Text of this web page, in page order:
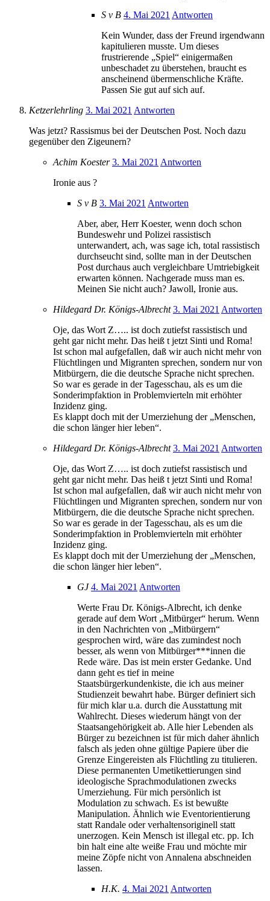
S v B 4. Mai 2021 Antworten
Kein Wunder, dass der Freund irgendwann
kapitulieren musste. Um dieses
frustrierende „Spiel“ einigermaßen
unbeschadet zu überstehen, braucht es
anscheinend übermenschliche Kräfte.
Passen Sie gut auf sich auf.
Ketzerlehrling 3. Mai 2021 Antworten
Was jetzt? Rassismus bei der Deutschen Post. Noch dazu
gegenüber den Zigeunern?
Achim Koester 3. Mai 2021 Antworten
Ironie aus ?
S v B 3. Mai 2021 Antworten
Aber, aber, Herr Koester, wenn doch schon
Bundeswehr und Polizei rassistisch
unterwandert, ach, was sage ich, total rassistisch
durchseucht sind, sollte man in der Deutschen
Post durchaus auch vergleichbare Umtriebigkeit
erwarten können. Nachgerade muss man es.
Meinen Sie nicht auch? Jawoll, Ironie aus.
Hildegard Dr. Königs-Albrecht 3. Mai 2021 Antworten
Oje, das Wort Z….. ist doch zutiefst rassistisch und
geht gar nicht mehr. Das heiß t jetzt Sinti und Roma!
Ist schon mal aufgefallen, daß wir auch nicht mehr von
Flüchtlingen und Migranten sprechen, sondern nur von
Mitbürgern, die die deutsche Sprache nicht sprechen.
So war es gerade in der Tagesschau, als es um die
Sonderimpfaktion in Problemvierteln mit erhöhter
Inzidenz ging.
Es klappt doch mit der Umerziehung der „Menschen,
die schon länger hier leben“.
Hildegard Dr. Königs-Albrecht 3. Mai 2021 Antworten
Oje, das Wort Z….. ist doch zutiefst rassistisch und
geht gar nicht mehr. Das heiß t jetzt Sinti und Roma!
Ist schon mal aufgefallen, daß wir auch nicht mehr von
Flüchtlingen und Migranten sprechen, sondern nur von
Mitbürgern, die die deutsche Sprache nicht sprechen.
So war es gerade in der Tagesschau, als es um die
Sonderimpfaktion in Problemvierteln mit erhöhter
Inzidenz ging.
Es klappt doch mit der Umerziehung der „Menschen,
die schon länger hier leben“.
GJ 4. Mai 2021 Antworten
Werte Frau Dr. Königs-Albrecht, ich denke
gerade auf dem Wort „Mitbürger“ herum. Wenn
in den Nachrichten von „Mitbürgern“
gesprochen wird, wäre das zumindest noch
besser, als wenn von Mitbürger***innen die
Rede wäre. Das ist mein erster Gedanke. Und
dann geht es tief in meine
Staatsbürgerkundenkiste, die ich aus meiner
Studienzeit bewahrt habe. Bürger definiert sich
für mich klar u.a. durch die Ausstattung mit
Wahlrecht. Dieses wiederum hängt von der
Staatsangehörigkeit ab. Alle hier Lebenden als
Bürger zu bezeichnen ist für mich daher ähnlich
falsch als jeden ohne gültige Papiere über die
Grenze Eingereisten als Flüchtling zu titulieren.
Diese permanenten Umetikettierungen sind
ideologische Sprachmodulationen zwecks
Umerziehung. Für mich persönlich ist
Modulation zu schwach. Es ist bewußte
Manipulation. Ähnlich wie Eventorientierung
statt Randale oder verhaltensoriginell statt
unerzogen. Kein Mensch ist illegal etc. pp. Ich
bin halt eine alte weiße Frau und möchte mir
meine Zöpfe nicht von Annalena abschneiden
lassen.
H.K. 4. Mai 2021 Antworten